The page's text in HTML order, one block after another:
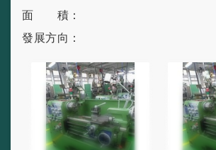
面 積：
發展方向：